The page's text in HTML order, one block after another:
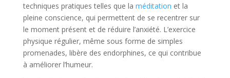
techniques pratiques telles que la méditation et la
pleine conscience, qui permettent de se recentrer sur
le moment présent et de réduire l’anxiété. L’exercice
physique régulier, même sous forme de simples
promenades, libère des endorphines, ce qui contribue
à améliorer l’humeur.